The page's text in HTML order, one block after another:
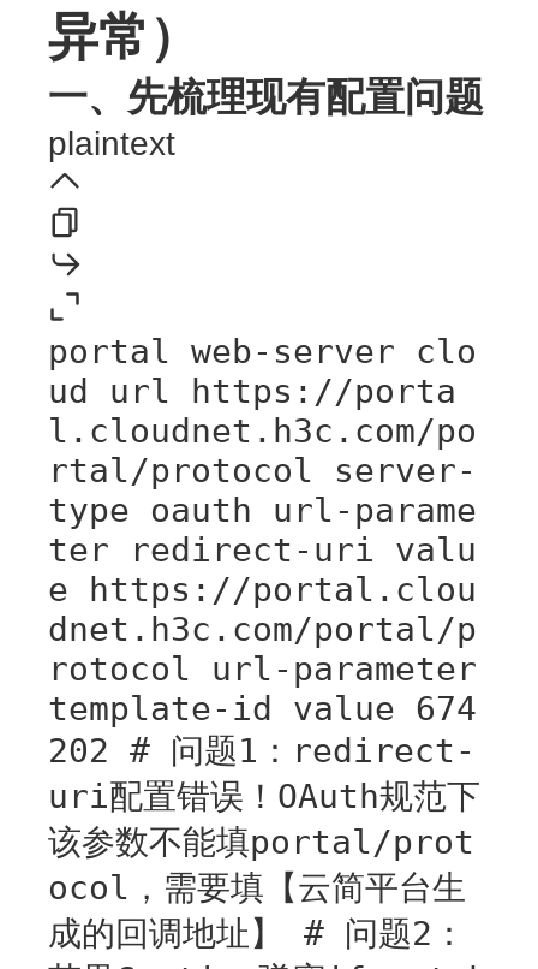
异常）
一、先梳理现有配置问题
plaintext
portal web-server clo
ud url https://porta
l.cloudnet.h3c.com/po
rtal/protocol server-
type oauth url-parame
ter redirect-uri valu
e https://portal.clou
dnet.h3c.com/portal/p
rotocol url-parameter
template-id value 674
202 # 问题1：redirect-
uri配置错误！OAuth规范下
该参数不能填portal/prot
ocol，需要填【云简平台生
成的回调地址】 # 问题2：